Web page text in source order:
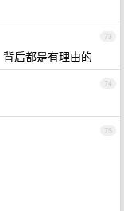
73
后都是有理由的
74
75